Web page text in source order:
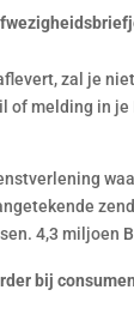
zal je
melding in je
4,3 miljoen
bij